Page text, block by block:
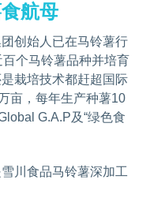
航母
创始人已在马铃薯行
个马铃薯品种并培育
栽培技术都赶超国际
亩，每年生产种薯10
G.A.P及“绿色食
川食品马铃薯深加工